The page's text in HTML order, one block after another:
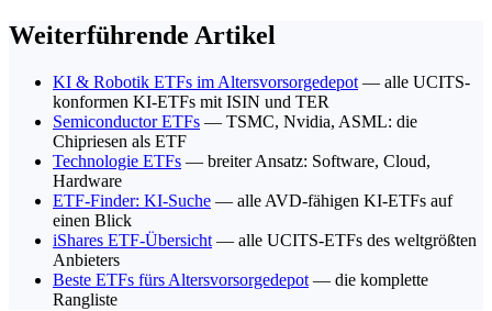
Weiterführende Artikel
KI & Robotik ETFs im Altersvorsorgedepot — alle UCITS-
konformen KI-ETFs mit ISIN und TER
Semiconductor ETFs — TSMC, Nvidia, ASML: die
Chipriesen als ETF
Technologie ETFs — breiter Ansatz: Software, Cloud,
Hardware
ETF-Finder: KI-Suche — alle AVD-fähigen KI-ETFs auf
einen Blick
iShares ETF-Übersicht — alle UCITS-ETFs des weltgrößten
Anbieters
Beste ETFs fürs Altersvorsorgedepot — die komplette
Rangliste